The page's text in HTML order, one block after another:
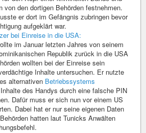
von den dortigen Behörden festnehmen.
er dort im Gefängnis zubringen bevor
aufgeklärt war.
bei Einreise in die USA:
im Januar letzten Jahres von seinem
Republik zurück in die USA
wollten bei der Einreise sein
Inhalte untersuchen. Er nutzte
alternativen Betriebssystems
des Handys durch eine falsche PIN
Dafür muss er sich nun vor einem US
Dabei hat er nur seine eigenen Daten
hatten laut Tunicks Anwälten